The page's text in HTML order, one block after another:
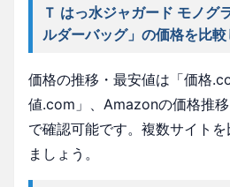
Ｔ はっ水ジャガード モノグ
ルダーバッグ」の価格を比
価格の推移・最安値は「価格
値.com」、Amazonの価格推
で確認可能です。複数サイト
ましょう。